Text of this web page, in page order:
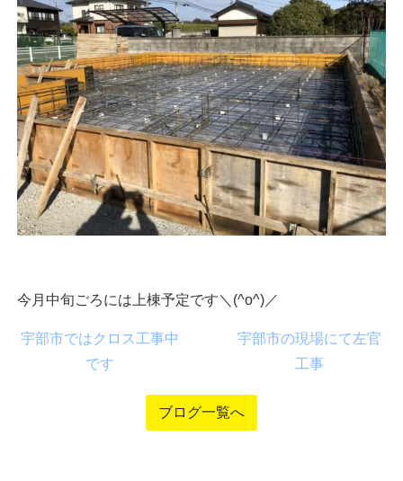
今月中旬ごろには上棟予定です＼(^o^)／
宇部市ではクロス工事中
です
宇部市の現場にて左官
工事
ブログ一覧へ